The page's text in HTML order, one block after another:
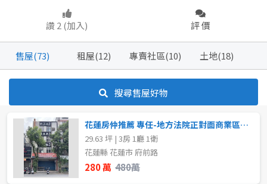
坪數
不拘
20坪以下
30~40 坪
40~50 坪 50~60 坪
60~70 坪
20~30 坪 30~40 坪
40~50 坪 50~60 坪
80坪以上
~
樓層
讚 2 (加入) 評 價
售屋(73) 租屋(12) 專賣社區(10) 土地(18)
搜尋售屋好物
花蓮房仲推薦 專任-地方法院正對面商業區三房公寓
29.63 坪 | 3房 1廳 1衛
花蓮縣 花蓮市 府前路
280 萬 480萬